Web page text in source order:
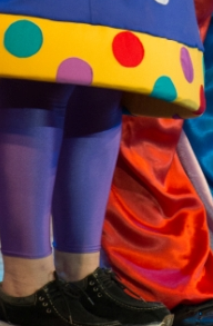
клоунский коллектив
г.Бендеры,
Молдавской
района, руководитель
Республики
«Сперанца»
руководитель
Молдавской